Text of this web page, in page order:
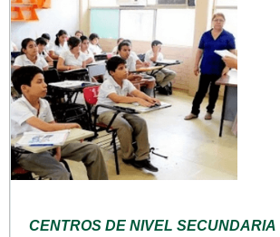
CENTROS DE NIVEL SECUNDARIA